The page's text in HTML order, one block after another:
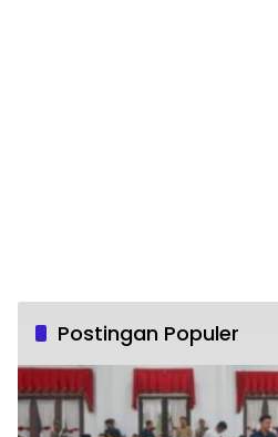
Postingan Populer